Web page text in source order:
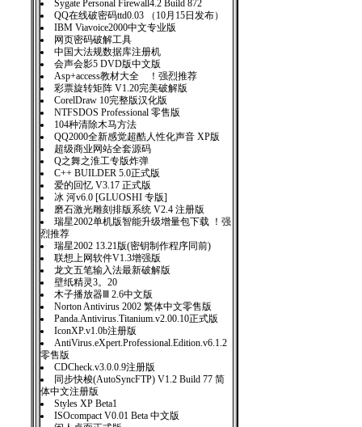
Sygate Personal Firewall4.2 Build 872
QQ在线破密码ttd0.03 （10月15日发布）
IBM Viavoice2000中文专业版
网页密码破解工具
中国大法规数据库注册机
会声会影5 DVD版中文版
Asp+access教材大全 ！强烈推荐
彩票旋转矩阵 V1.20完美破解版
CorelDraw 10完整版汉化版
NTFSDOS Professional 零售版
104种清除木马方法
QQ2000全新感觉超酷人性化声音 XP版
超级商业网站全套源码
Q之舞之淮工专版炸弹
C++ BUILDER 5.0正式版
爱的回忆 V3.17 正式版
冰 河v6.0 [GLUOSHI 专版]
磨石激光雕刻排版系统 V2.4 注册版
瑞星2002单机版智能升级增量包下载 ！强
烈推荐
瑞星2002 13.21版(密钥制作程序同前)
联想上网软件V1.3增强版
龙文五笔输入法最新破解版
壁纸精灵3。20
木子播放器Ⅲ 2.6中文版
Norton Antivirus 2002 繁体中文零售版
Panda.Antivirus.Titanium.v2.00.10正式版
IconXP.v1.0b注册版
AntiVirus.eXpert.Professional.Edition.v6.1.2
零售版
CDCheck.v3.0.0.9注册版
同步快梭(AutoSyncFTP) V1.2 Build 77 简
体中文注册版
Styles XP Beta1
ISOcompact V0.01 Beta 中文版